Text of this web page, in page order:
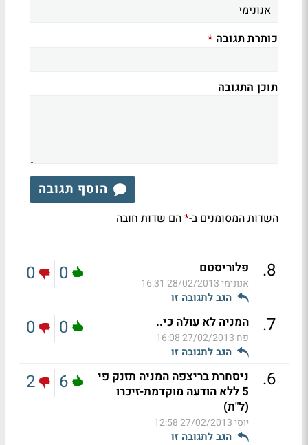
כותרת תגובה *
תוכן התגובה
הוסף תגובה
השדות המסומנים ב-*הם שדות חובה
8
. פלוריסטם
אנונימי28/02/2013 16:31
הגב לתגובה זו
0
0
7
. המניה לא עולה כי..
פח 27/02/2013 16:08
הגב לתגובה זו
0
0
6
.
ניסחרת בריצפה המניה תזנק פי
5 ללא הודעה מוקדמת-זיכרו
(ל"ת)
יוסי27/02/2013 12:58
הגב לתגובה זו
6
2